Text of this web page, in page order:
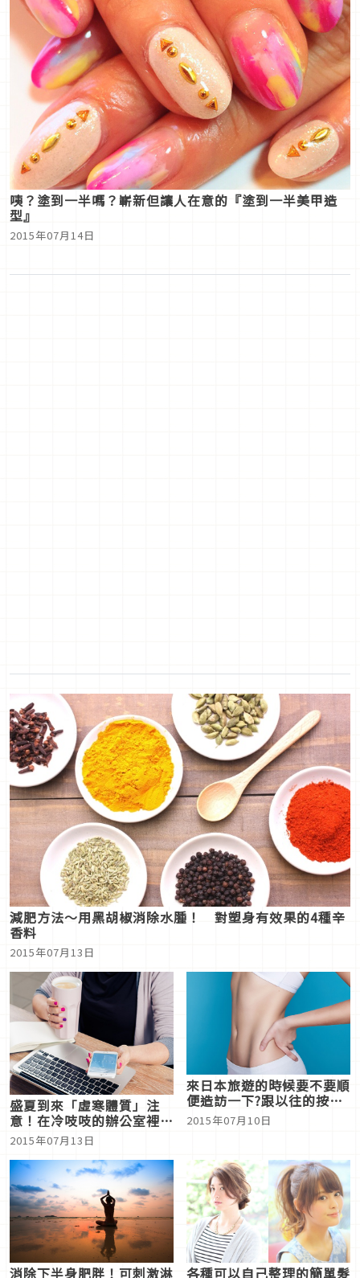
咦？塗到一半嗎？嶄新但讓人在意的『塗到一半美甲造
型』
2015年07月14日
減肥方法～用黑胡椒消除水腫！ 對塑身有效果的4種辛
香料
2015年07月13日
盛夏到來「虛寒體質」注
意！在冷吱吱的辦公室裡求
生存 8種必備物品！
2015年07月13日
來日本旅遊的時候要不要順
便造訪一下?跟以往的按摩
不一樣，名人也常光顧的隱
藏式整骨按摩名店
2015年07月10日
消除下半身肥胖！可刺激淋 各種可以自己整理的簡單髮